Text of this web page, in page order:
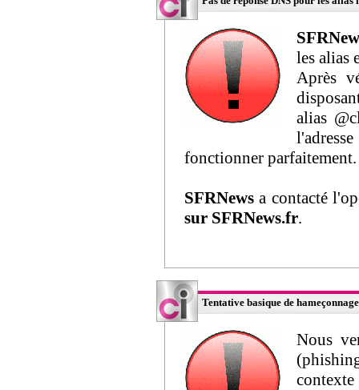
les alias
Après
alias
fonctionner parfaitement.
SFRNews a contacté
sur SFRNews.fr.
Tentative basique de
Nous